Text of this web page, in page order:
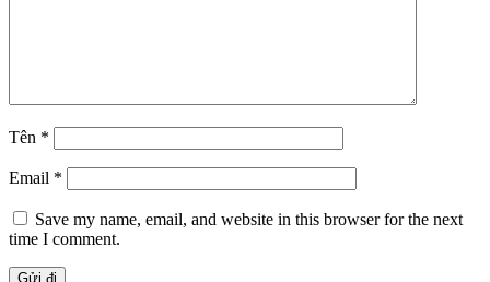
Tên *
Email *
Save my name, email, and website in this browser for the next
time I comment.